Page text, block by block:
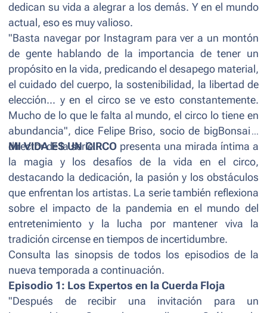
dedican su vida a alegrar a los demás. Y en el mundo
actual, eso es muy valioso.
"Basta navegar por Instagram para ver a un montón
de gente hablando de la importancia de tener un
propósito en la vida, predicando el desapego material,
el cuidado del cuerpo, la sostenibilidad, la libertad de
elección... y en el circo se ve esto constantemente.
Mucho de lo que le falta al mundo, el circo lo tiene en
abundancia", dice Felipe Briso, socio de bigBonsai y
director de la serie.
MI VIDA ES UN CIRCO presenta una mirada íntima a
la magia y los desafíos de la vida en el circo,
destacando la dedicación, la pasión y los obstáculos
que enfrentan los artistas. La serie también reflexiona
sobre el impacto de la pandemia en el mundo del
entretenimiento y la lucha por mantener viva la
tradición circense en tiempos de incertidumbre.
Consulta las sinopsis de todos los episodios de la
nueva temporada a continuación.
Episodio 1: Los Expertos en la Cuerda Floja
"Después de recibir una invitación para un